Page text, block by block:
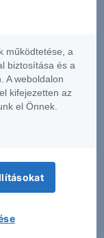
díj
értékesítés
szolgáltató
az
Értékpapír
B.V. vállal
működtetése, a
biztosítása és a
A weboldalon
kifejezetten az
el Önnek.